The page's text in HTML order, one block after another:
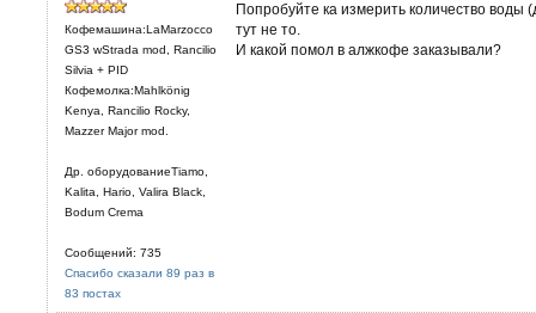
Кофемашина:LaMarzocco
GS3 wStrada mod, Rancilio
Silvia + PID
Кофемолка:Mahlkönig
Kenya, Rancilio Rocky,
Mazzer Major mod.
Др. оборудованиеTiamo,
Kalita, Hario, Valira Black,
Bodum Crema
Сообщений: 735
Спасибо сказали 89 раз в
83 постах
Попробуйте ка измерить количество
тут не то.
И какой помол в алжкофе заказывали?